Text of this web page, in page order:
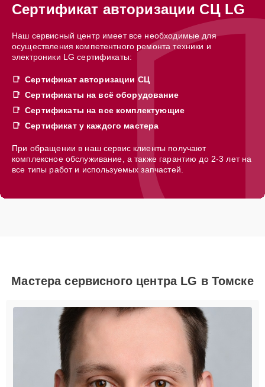
Сертификат авторизации СЦ LG
Наш сервисный центр имеет все необходимые для
осуществления компетентного ремонта техники и
электроники LG сертификаты:
Сертификат авторизации СЦ
Сертификаты на всё оборудование
Сертификаты на все комплектующие
Сертификат у каждого мастера
При обращении в наш сервис клиенты получают
комплексное обслуживание, а также гарантию до 2-3 лет на
все типы работ и используемых запчастей.
Мастера сервисного центра LG в Томске